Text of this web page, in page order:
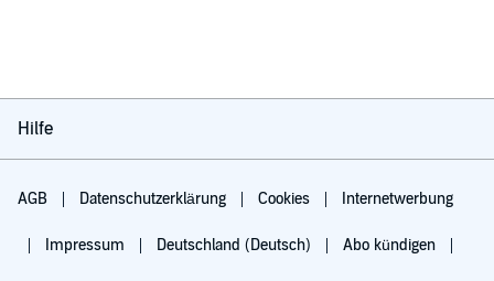
Hilfe
AGB Datenschutzerklärung Cookies Internetwerbung
Impressum Deutschland (Deutsch) Abo kündigen